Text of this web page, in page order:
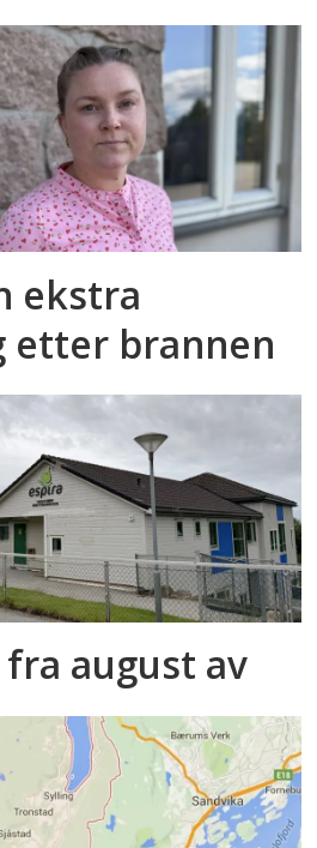
ekstra
etter brannen
august av